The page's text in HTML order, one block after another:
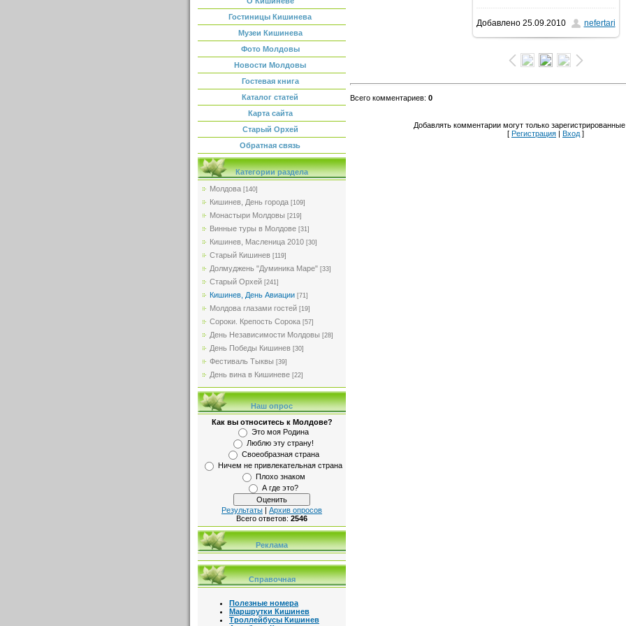
Гостиницы Кишинева
Музеи Кишинева
Фото Молдовы
Новости Молдовы
Гостевая книга
Каталог статей
Карта сайта
Старый Орхей
Обратная связь
Категории раздела
Молдова [140]
Кишинев, День города [109]
Монастыри Молдовы [219]
Винные туры в Молдове [31]
Кишинев, Масленица 2010 [30]
Старый Кишинев [119]
Долмуджень "Думиника Маре" [33]
Старый Орхей [241]
Кишинев, День Авиации [71]
Молдова глазами гостей [19]
Сороки. Крепость Сорока [57]
День Независимости Молдовы [28]
День Победы Кишинев [30]
Фестиваль Тыквы [39]
День вина в Кишиневе [22]
Наш опрос
Как вы относитесь к Молдове?
Это моя Родина
Люблю эту страну!
Своеобразная страна
Ничем не привлекательная страна
Плохо знаком
А где это?
Результаты | Архив опросов
Всего ответов: 2546
Реклама
Справочная
Полезные номера
Маршрутки Кишинев
Троллейбусы Кишинев
800x600/ 128.7Kb
Добавлено25.09.2010 nefertari
Всего комментариев: 0
Добавлять комментарии могут только зарегистрированные
[ Регистрация | Вход ]